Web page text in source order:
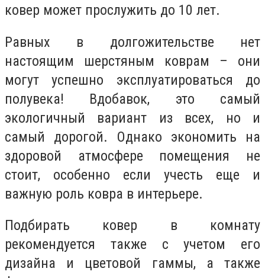
ковер может прослужить до 10 лет.
Равных в долгожительстве нет
настоящим шерстяным коврам – они
могут успешно эксплуатироваться до
полувека! Вдобавок, это самый
экологичный вариант из всех, но и
самый дорогой. Однако экономить на
здоровой атмосфере помещения не
стоит, особенно если учесть еще и
важную роль ковра в интерьере.
Подбирать ковер в комнату
рекомендуется также с учетом его
дизайна и цветовой гаммы, а также